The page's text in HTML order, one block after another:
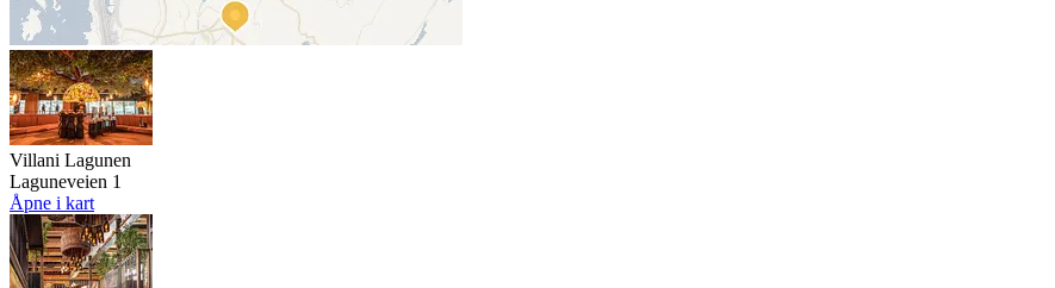
Villani Lagunen
Laguneveien 1
Åpne i kart